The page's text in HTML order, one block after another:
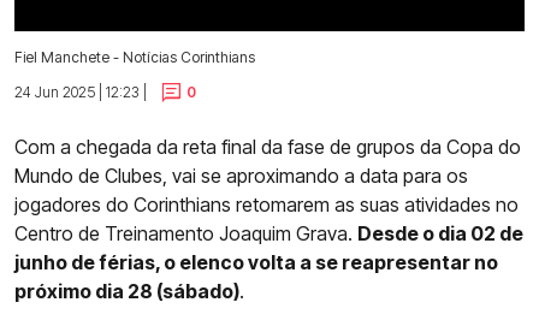
Fiel Manchete - Notícias Corinthians
24 Jun 2025 | 12:23 |
0
Com a chegada da reta final da fase de grupos da Copa do
Mundo de Clubes, vai se aproximando a data para os
jogadores do Corinthians retomarem as suas atividades no
Centro de Treinamento Joaquim Grava. Desde o dia 02 de
junho de férias, o elenco volta a se reapresentar no
próximo dia 28 (sábado).